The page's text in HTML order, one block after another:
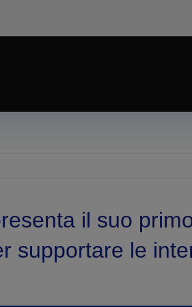
il suo
supportare le